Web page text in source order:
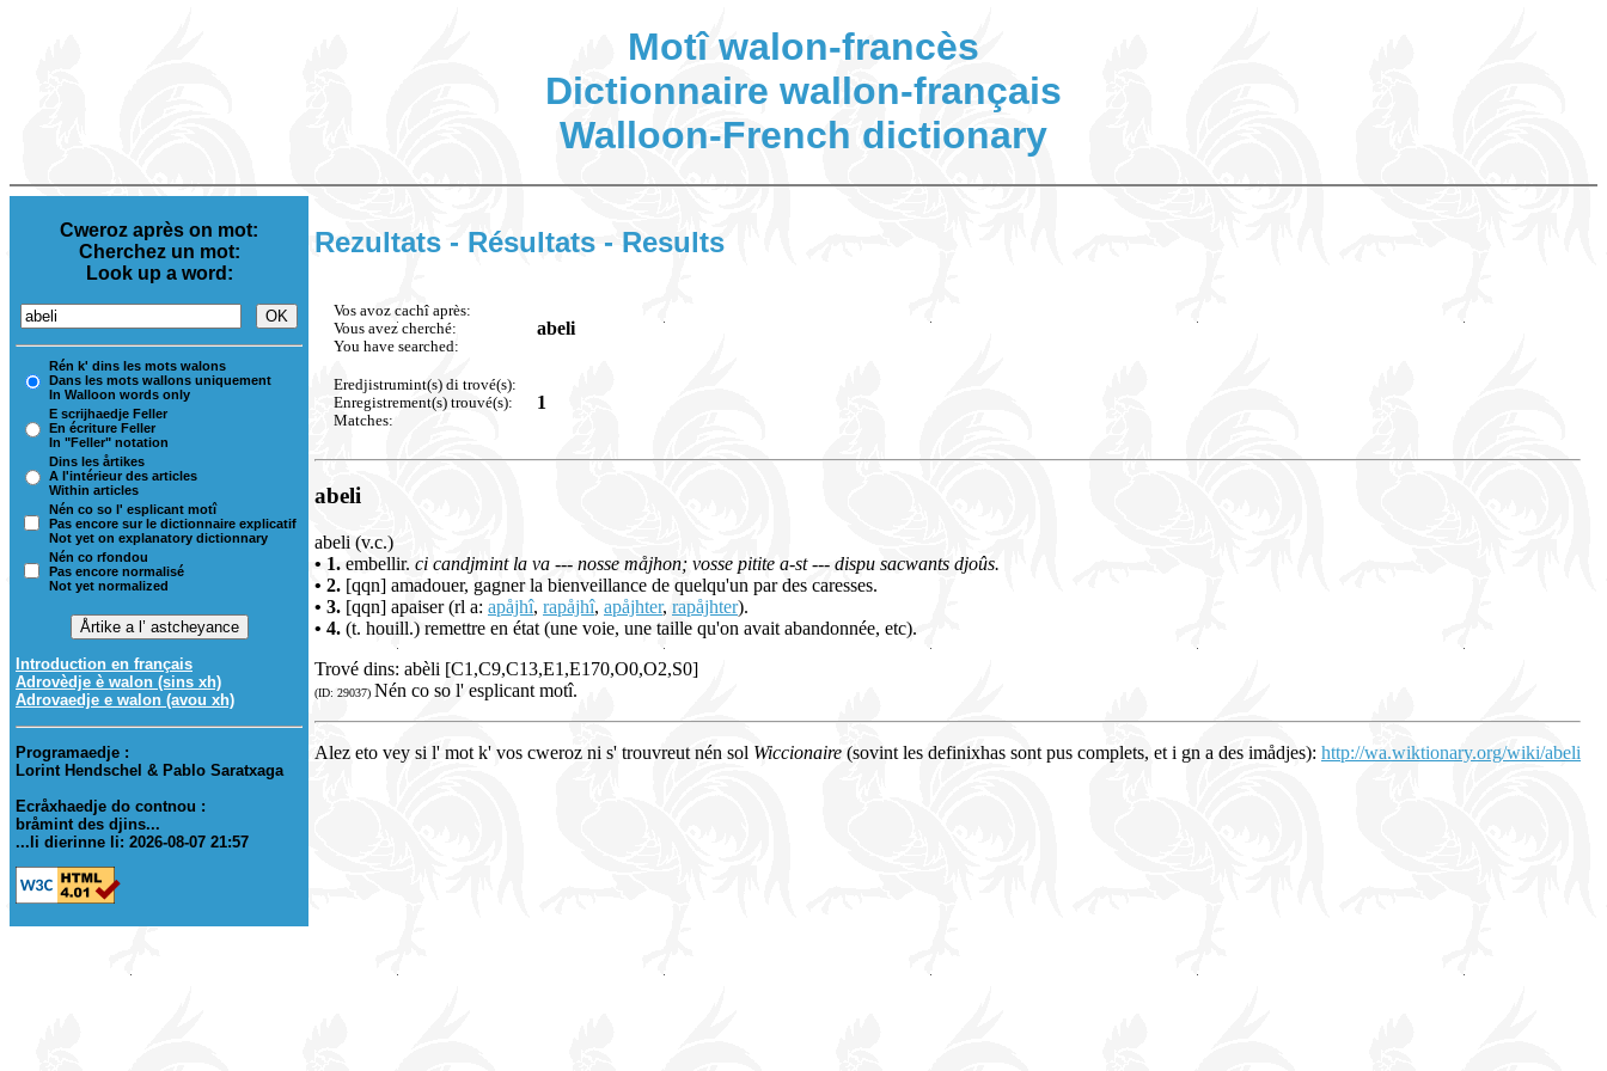
Motî walon-francès
Dictionnaire wallon-français
Walloon-French dictionary
Cweroz après on mot:
Cherchez un mot:
Look up a word:
Rén k' dins les mots walons
Dans les mots wallons uniquement
In Walloon words only
E scrijhaedje Feller
En écriture Feller
In "Feller" notation
Dins les årtikes
A l'intérieur des articles
Within articles
Nén co so l' esplicant motî
Pas encore sur le dictionnaire explicatif
Not yet on explanatory dictionnary
Nén co rfondou
Pas encore normalisé
Not yet normalized
Introduction en français
Adrovèdje è walon (sins xh)
Adrovaedje e walon (avou xh)
Programaedje :
Lorint Hendschel & Pablo Saratxaga
Ecråxhaedje do contnou :
bråmint des djins...
...li dierinne li: 2026-08-07 21:57
Rezultats - Résultats - Results
Vos avoz cachî après:
Vous avez cherché:
You have searched:
abeli
Eredjistrumint(s) di trové(s):
Enregistrement(s) trouvé(s):
Matches:
1
abeli
abeli (v.c.)
• 1. embellir. ci candjmint la va --- nosse måjhon; vosse pitite a-st --- dispu sacwants djoûs.
• 2. [qqn] amadouer, gagner la bienveillance de quelqu'un par des caresses.
• 3. [qqn] apaiser (rl a: apåjhî, rapåjhî, apåjhter, rapåjhter).
• 4. (t. houill.) remettre en état (une voie, une taille qu'on avait abandonnée, etc).
Trové dins: abèli [C1,C9,C13,E1,E170,O0,O2,S0]
(ID: 29037) Nén co so l' esplicant motî.
Alez eto vey si l' mot k' vos cweroz ni s' trouvreut nén sol Wiccionaire (sovint les definixhas sont pus complets, et i gn a des imådjes): http://wa.wiktionary.org/wiki/abeli